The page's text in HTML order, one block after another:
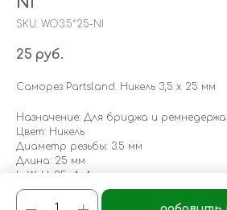
SKU: WO3.5*25-NI
25 руб.
Саморез Partsland. Никель 3,5 х 25 мм
Назначение: Для бриджа и
Цвет: Никель
Диаметр резьбы: 3.5 мм
Длина: 25 мм
LxWxH: 25x4x4 mm
Weight: 1 g